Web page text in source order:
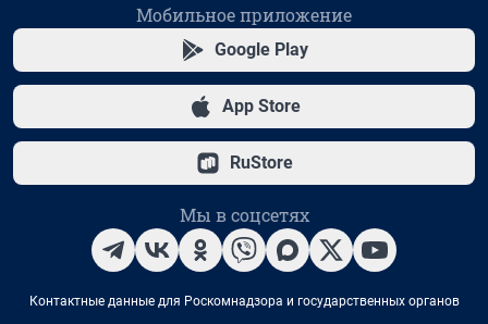
Мобильное приложение
Google Play
App Store
RuStore
Мы в соцсетях
Контактные данные для Роскомнадзора и государственных органов